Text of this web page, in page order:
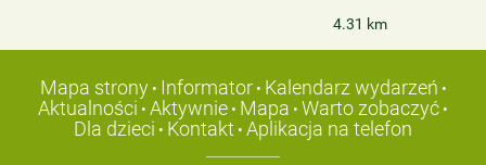
4.31 km
Mapa strony• Informator• Kalendarz wydarzeń •
Aktualności • Aktywnie • Mapa • Warto zobaczyć •
Dla dzieci • Kontakt • Aplikacja na telefon